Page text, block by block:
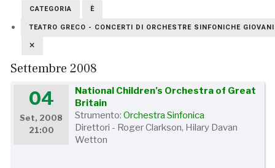
CATEGORIA È
TEATRO GRECO - CONCERTI DI ORCHESTRE SINFONICHE
Settembre 2008
04
Set, 2008
21:00
National Children’s Orchestra of Great
Britain
Strumento:Orchestra Sinfonica
Direttori - Roger Clarkson, Hilary Davan
Wetton